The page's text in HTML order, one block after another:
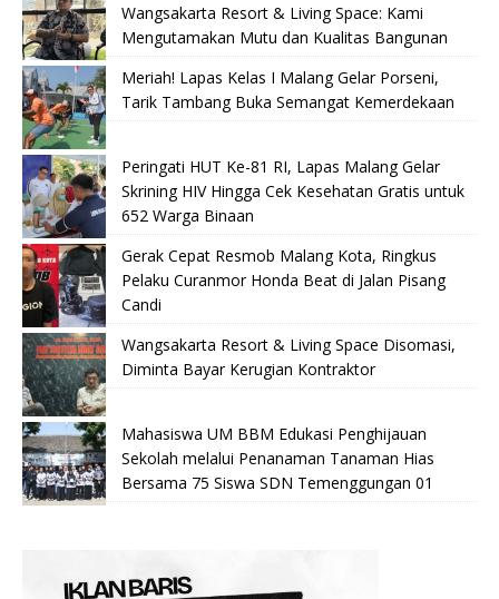
Wangsakarta Resort & Living Space: Kami
Mengutamakan Mutu dan Kualitas Bangunan
Meriah! Lapas Kelas I Malang Gelar Porseni,
Tarik Tambang Buka Semangat Kemerdekaan
Peringati HUT Ke-81 RI, Lapas Malang Gelar
Skrining HIV Hingga Cek Kesehatan Gratis untuk
652 Warga Binaan
Gerak Cepat Resmob Malang Kota, Ringkus
Pelaku Curanmor Honda Beat di Jalan Pisang
Candi
Wangsakarta Resort & Living Space Disomasi,
Diminta Bayar Kerugian Kontraktor
Mahasiswa UM BBM Edukasi Penghijauan
Sekolah melalui Penanaman Tanaman Hias
Bersama 75 Siswa SDN Temenggungan 01